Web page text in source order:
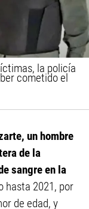
la policía
cometido el
un hombre
de la
sangre en la
hasta 2021, por
de edad, y